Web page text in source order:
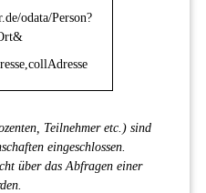
odata/Person?
Teilnehmer etc.) sind
eingeschlossen.
über das Abfragen einer